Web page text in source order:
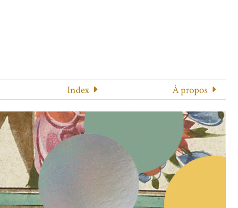
Index À propos